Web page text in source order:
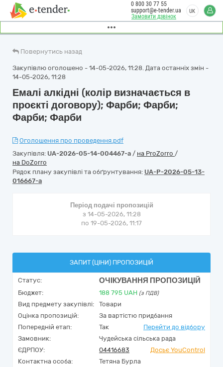
Замовити дзвінок
0 800 30 77 55
support@e-tender.ua
UK
Повернутись назад
Закупівлю оголошено - 14-05-2026, 11:28. Дата останніх змін -
14-05-2026, 11:28
Емалі алкідні (колір визначається в
проєкті договору); Фарби; Фарби;
Фарби; Фарби
Оголошення про проведення.pdf
Закупівля: UA-2026-05-14-004467-a / на ProZorro /
на DoZorro
Рядок плану закупівлі та обґрунтування: UA-P-2026-05-13-
016667-a
Період подачі пропозицій
з 14-05-2026, 11:28
по 19-05-2026, 11:17
ЗАПИТ (ЦІНИ) ПРОПОЗИЦІЙ
Статус: ОЧІКУВАННЯ ПРОПОЗИЦІЙ
Бюджет: 188 795 UAH (з ПДВ)
Вид предмету закупівлі:
Товари
Оцінка пропозицій:
За вартістю придбання
Попередній етап:
Так
Перейти до відбору
Замовник:
Чудейська сільська рада
ЄДРПОУ:
04416683
Досьє YouControl
Контактна особа:
Тетяна Бурла